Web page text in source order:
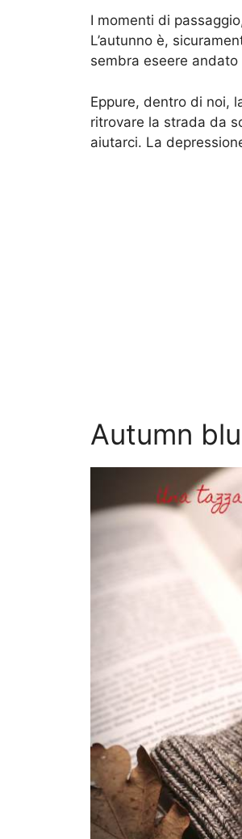
I momenti di
L’autunno è,
sembra eseere
Eppure, dentro di noi,
ritrovare la strada da
aiutarci. La
Autumn